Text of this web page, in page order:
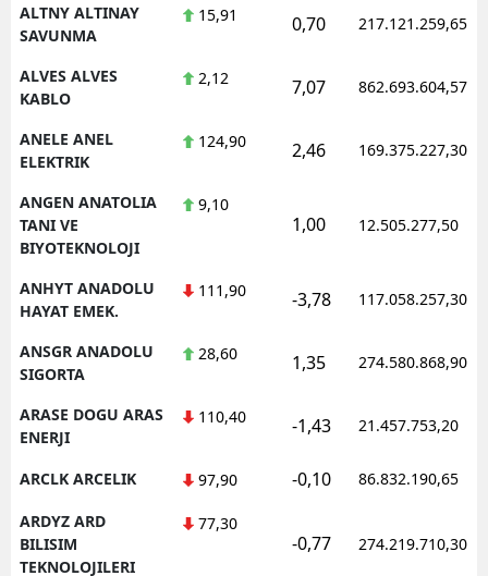
ALTNY ALTINAY
SAVUNMA
15,91 0,70 217.121.259,65
ALVES ALVES
KABLO
2,12 7,07 862.693.604,57
ANELE ANEL
ELEKTRIK
124,90 2,46 169.375.227,30
ANGEN ANATOLIA
TANI VE
BIYOTEKNOLOJI
9,10
1,00 12.505.277,50
ANHYT ANADOLU
HAYAT EMEK.
111,90 -3,78 117.058.257,30
ANSGR ANADOLU
SIGORTA
28,60 1,35 274.580.868,90
ARASE DOGU ARAS
ENERJI
110,40 -1,43 21.457.753,20
ARCLK ARCELIK 97,90 -0,10 86.832.190,65
ARDYZ ARD
BILISIM
TEKNOLOJILERI
77,30
-0,77 274.219.710,30